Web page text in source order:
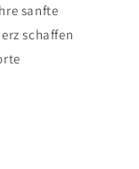
sanfte
schaffen